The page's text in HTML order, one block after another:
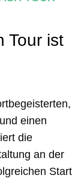
Tour ist
einen
die
an der
Start